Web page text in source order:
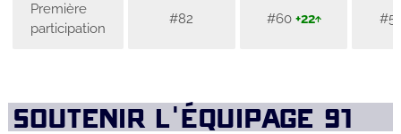
Première
participation
#82 #60 +22
SOUTENIR L'ÉQUIPAGE 91